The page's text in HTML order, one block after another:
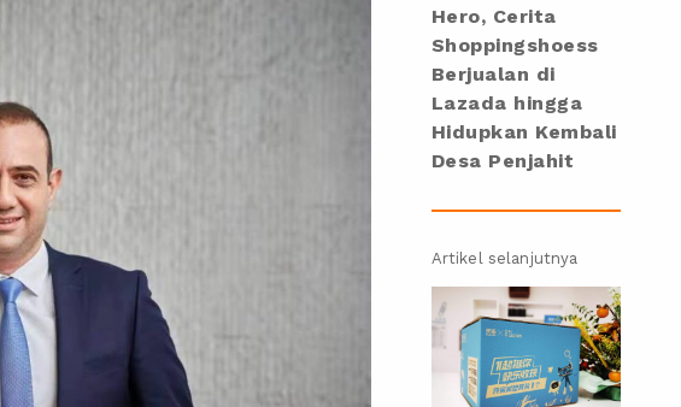
Hero, Cerita
Shoppingshoess
Berjualan di
Lazada hingga
Hidupkan Kembali
Desa Penjahit
Artikel selanjutnya